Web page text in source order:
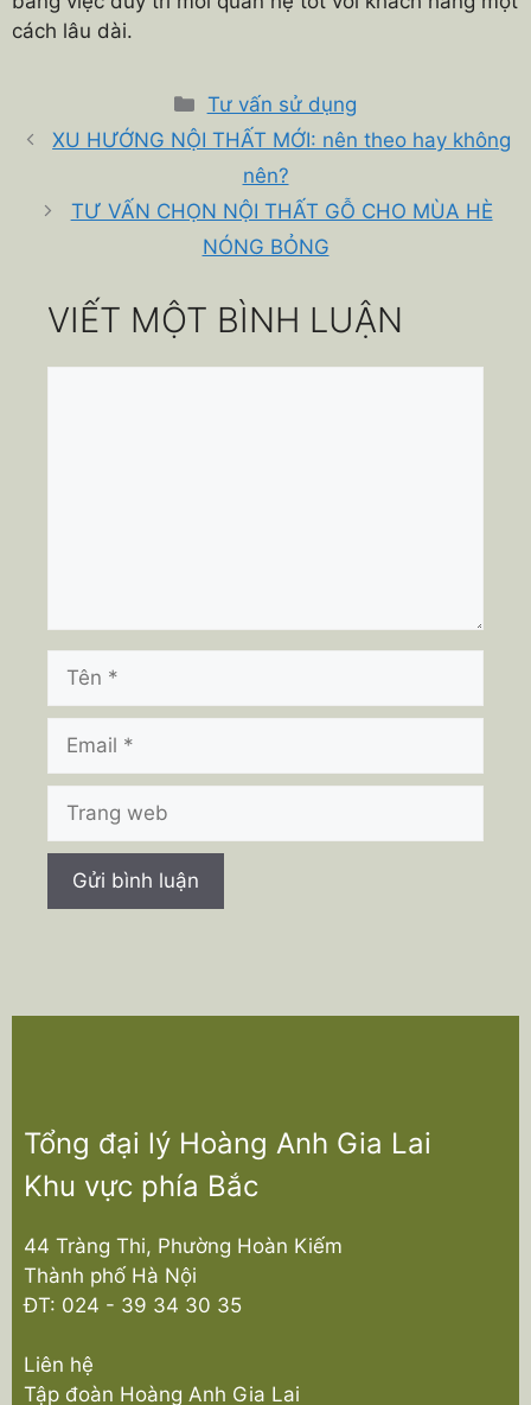
cách lâu dài.
Danh
mục
Tư vấn sử dụng
XU HƯỚNG NỘI THẤT MỚI: nên theo hay không
nên?
TƯ VẤN CHỌN NỘI THẤT GỖ CHO MÙA HÈ
NÓNG BỎNG
VIẾT MỘT BÌNH LUẬN
web
Tổng đại lý Hoàng Anh Gia Lai
Khu vực phía Bắc
44 Tràng Thi, Phường Hoàn Kiếm
Thành phố Hà Nội
ĐT: 024 - 39 34 30 35
Liên hệ
Tập đoàn Hoàng Anh Gia Lai